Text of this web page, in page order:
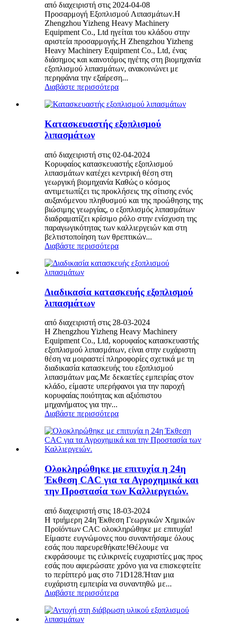
από διαχειριστή στις 2024-04-08
Προσαρμογή Εξοπλισμού Λιπασμάτων.Η
Zhengzhou Yizheng Heavy Machinery
Equipment Co., Ltd ηγείται του κλάδου στην
αριστεία προσαρμογής.Η Zhengzhou Yizheng
Heavy Machinery Equipment Co., Ltd, ένας
διάσημος και καινοτόμος ηγέτης στη βιομηχανία
εξοπλισμού λιπασμάτων, ανακοινώνει με
περηφάνια την εξαίρεση...
Διαβάστε περισσότερα
Κατασκευαστής εξοπλισμού
λιπασμάτων
από διαχειριστή στις 02-04-2024
Κορυφαίος κατασκευαστής εξοπλισμού
λιπασμάτων κατέχει κεντρική θέση στη
γεωργική βιομηχανία Καθώς ο κόσμος
αντιμετωπίζει τις προκλήσεις της σίτισης ενός
αυξανόμενου πληθυσμού και της προώθησης της
βιώσιμης γεωργίας, ο εξοπλισμός λιπασμάτων
διαδραματίζει κρίσιμο ρόλο στην ενίσχυση της
παραγωγικότητας των καλλιεργειών και στη
βελτιστοποίηση των θρεπτικών...
Διαβάστε περισσότερα
Διαδικασία κατασκευής εξοπλισμού
λιπασμάτων
από διαχειριστή στις 28-03-2024
Η Zhengzhou Yizheng Heavy Machinery
Equipment Co., Ltd, κορυφαίος κατασκευαστής
εξοπλισμού λιπασμάτων, είναι στην ευχάριστη
θέση να μοιραστεί πληροφορίες σχετικά με τη
διαδικασία κατασκευής του εξοπλισμού
λιπασμάτων μας.Με δεκαετίες εμπειρίας στον
κλάδο, είμαστε υπερήφανοι για την παροχή
κορυφαίας ποιότητας και αξιόπιστου
μηχανήματος για την...
Διαβάστε περισσότερα
Ολοκληρώθηκε με επιτυχία η 24η
Έκθεση CAC για τα Αγροχημικά και
την Προστασία των Καλλιεργειών.
από διαχειριστή στις 18-03-2024
Η τριήμερη 24η Έκθεση Γεωργικών Χημικών
Προϊόντων CAC ολοκληρώθηκε με επιτυχία!
Είμαστε ευγνώμονες που συναντήσαμε όλους
εσάς που παρευρεθήκατε!Θέλουμε να
εκφράσουμε τις ειλικρινείς ευχαριστίες μας προς
εσάς που αφιερώσατε χρόνο για να επισκεφτείτε
το περίπτερό μας στο 71D128.Ήταν μια
ευχάριστη εμπειρία να συναντηθώ με...
Διαβάστε περισσότερα